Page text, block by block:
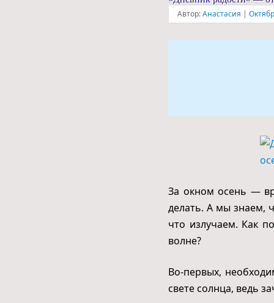
Автор:Анастасия |
За окном осень —
делать. А мы знаем,
что излучаем. Как
волне?
Во-первых,
свете солнца, ведь